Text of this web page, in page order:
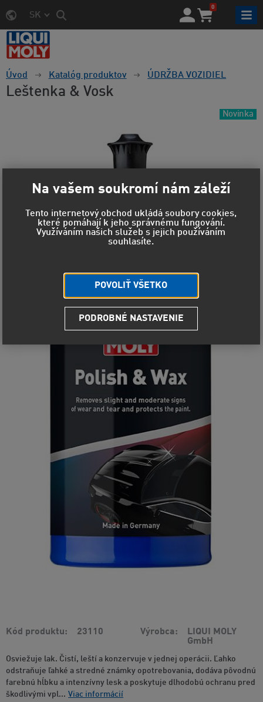
SK
0
Úvod Katalóg produktov ÚDRŽBA VOZIDIEL
Leštenka & Vosk
Novinka
Kód produktu 23110 Výrobca
LIQUI MOLY
GmbH
Osviežuje lak. Čistí, leští a konzervuje v jednej operácii. Ľahko
odstraňuje ľahké a stredné známky opotrebovania, dodáva pôvodnú
farebnú hĺbku a intenzívny lesk a poskytuje dlhodobú ochranu pred
škodlivými vpl... Viac informácií
Na vašem soukromí nám záleží
Tento internetový obchod ukládá soubory cookies,
které pomáhají k jeho správnému fungování.
Využíváním našich služeb s jejich používáním
souhlasíte.
POVOLIŤ VŠETKO
PODROBNÉ NASTAVENIE